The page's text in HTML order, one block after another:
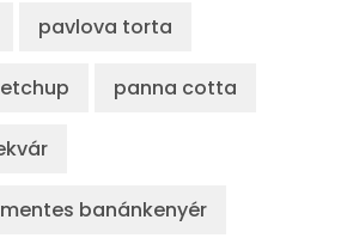
pavlova torta
panna cotta
banánkenyér